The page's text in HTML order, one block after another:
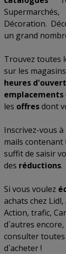
Supermarchés,
Décoration.
un grand
Trouvez toutes
sur les
heures
emplacements
les offresdont
Inscrivez-vous
mails
suffit de saisir
des réductions.
Si vous voulez
achats chez Lidl,
Action, trafic,
d`autres
consulter toutes
d`acheter !